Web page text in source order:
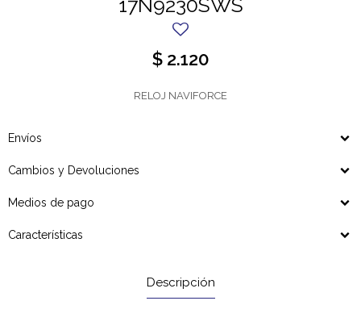
17N9230SWS
$ 2.120
RELOJ NAVIFORCE
Envíos
Cambios y Devoluciones
Medios de pago
Características
Descripción